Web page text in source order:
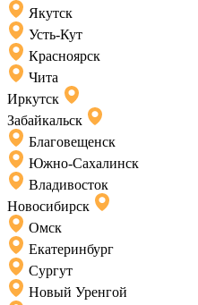
Якутск
Усть-Кут
Красноярск
Чита
Иркутск
Забайкальск
Благовещенск
Южно-Сахалинск
Владивосток
Новосибирск
Омск
Екатеринбург
Сургут
Новый Уренгой